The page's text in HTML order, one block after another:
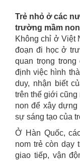
Trẻ nhỏ ở các
trường mầm
Không chỉ ở Việt
đoạn đi học ở
quan trọng
định việc hình
duy, nhận biết
trên thế giới cũng
non để xây dựng
sự sáng tạo của
Ở Hàn Quốc,
nom trẻ còn dạy
giao tiếp, vận